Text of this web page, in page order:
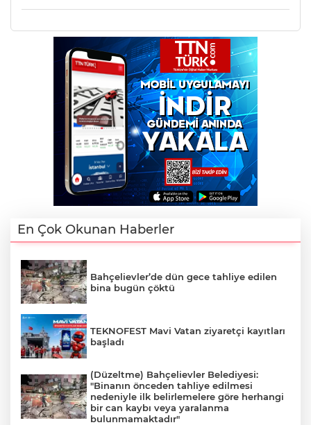
En Çok Okunan Haberler
Bahçelievler’de dün gece tahliye edilen
bina bugün çöktü
TEKNOFEST Mavi Vatan ziyaretçi kayıtları
başladı
(Düzeltme) Bahçelievler Belediyesi:
"Binanın önceden tahliye edilmesi
nedeniyle ilk belirlemelere göre herhangi
bir can kaybı veya yaralanma
bulunmamaktadır"